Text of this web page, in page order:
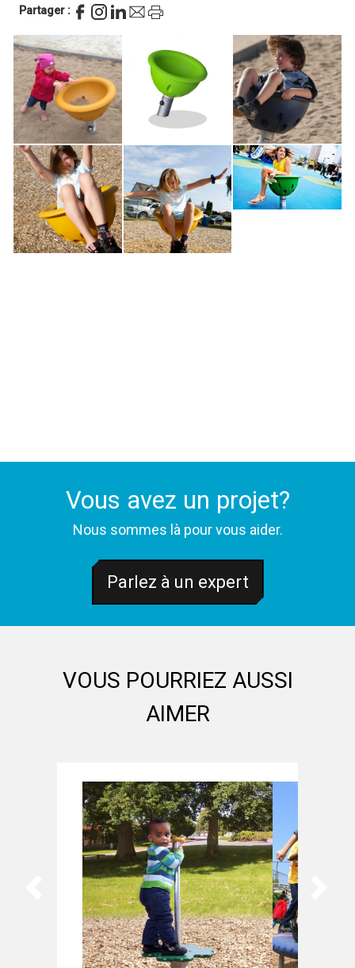
Partager :
Vous avez un projet?
Nous sommes là pour vous aider.
Parlez à un expert
VOUS POURRIEZ AUSSI
AIMER